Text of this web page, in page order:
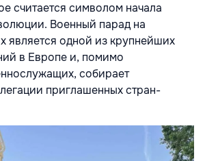
считается символом начала
Военный парад на
является одной из крупнейших
в Европе и, помимо
собирает
приглашенных стран-